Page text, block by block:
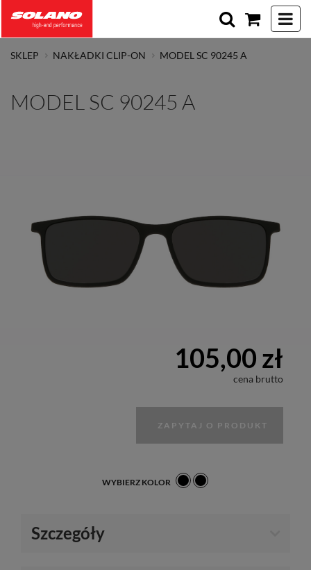
SKLEP NAKŁADKI CLIP-ON MODEL SC 90245 A
MODEL SC 90245 A
105,00 zł
cena brutto
ZAPYTAJ O PRODUKT
WYBIERZ KOLOR
Szczegóły